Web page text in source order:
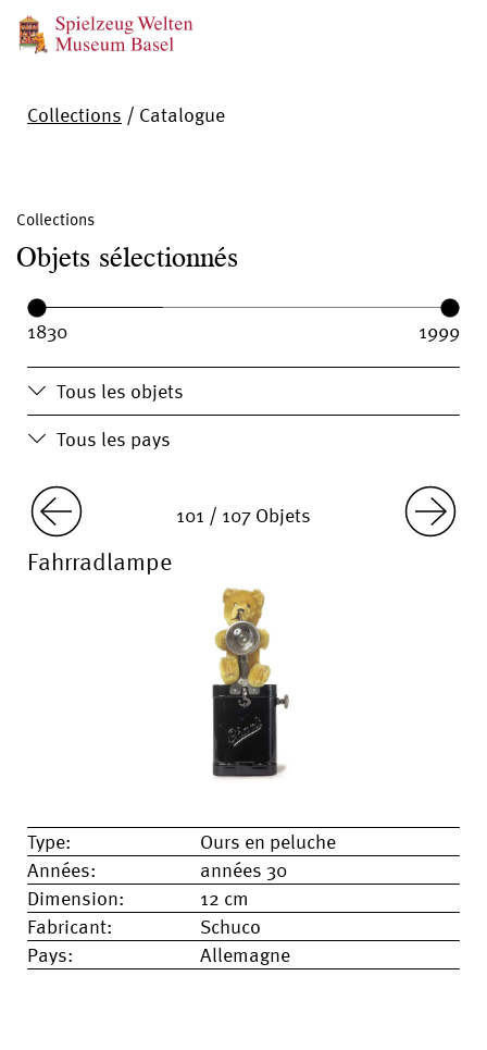
Collections / Catalogue
Collections
Objets sélectionnés
Tous les objets
Tous les pays
Year range:
Year from:
Year until:
Type:
Ours en peluche
Années:
années 30
Dimension:
12 cm
Fabricant:
Schuco
Pays:
Allemagne
101 / 107 Objets
Fahrradlampe